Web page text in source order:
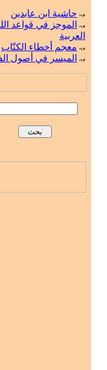
حاشية ابن عابدين
الموجز في قواعد
العربية
معجم أخطاء الكتّاب
الميسر في أصول